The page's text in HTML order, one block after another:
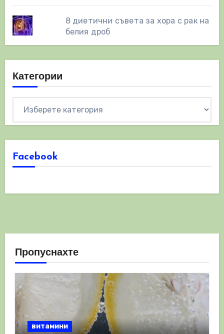
8 диетични съвета за хора с рак на
белия дроб
Категории
Facebook
Пропуснахте
витамини